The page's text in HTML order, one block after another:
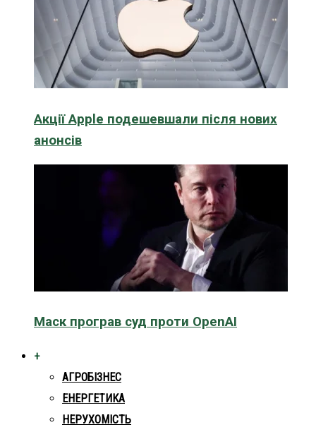
Акції Apple подешевшали після нових
анонсів
Маск програв суд проти OpenAI
+
АГРОБІЗНЕС
ЕНЕРГЕТИКА
НЕРУХОМІСТЬ